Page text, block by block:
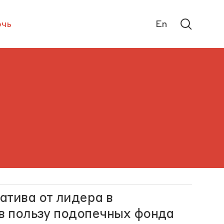
En
от лидера в
пользу подопечных фонда